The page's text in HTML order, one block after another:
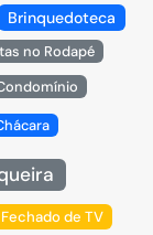
Brinquedoteca
no Rodapé
de TV